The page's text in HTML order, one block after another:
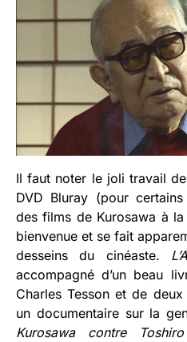
Il faut noter le joli travail
DVD Bluray (pour
des films de Kurosawa à
bienvenue et se fait
desseins du cinéaste.
accompagné d’un beau
Charles Tesson et de
un documentaire sur la
Kurosawa contre